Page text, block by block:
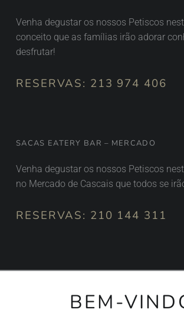
Venha degustar os nossos Petiscos
conceito que as famílias irão adorar
desfrutar!
RESERVAS: 213 974 406
SACAS EATERY BAR – MERCADO
Venha degustar os nossos Petiscos
no Mercado de Cascais que todos se
RESERVAS: 210 144 311
BEM-